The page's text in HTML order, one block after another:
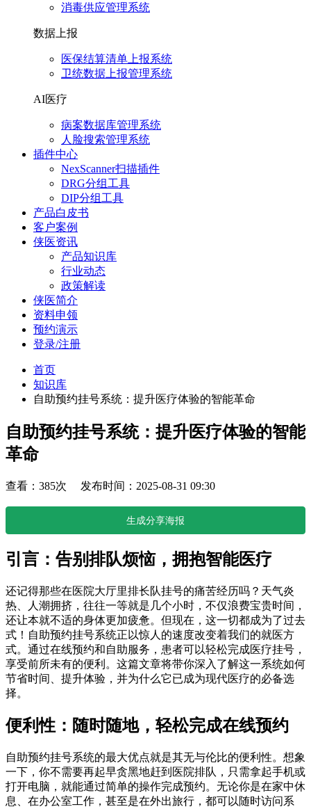
消毒供应管理系统
数据上报
医保结算清单上报系统
卫统数据上报管理系统
AI医疗
病案数据库管理系统
人脸搜索管理系统
插件中心
NexScanner扫描插件
DRG分组工具
DIP分组工具
产品白皮书
客户案例
侠医资讯
产品知识库
行业动态
政策解读
侠医简介
资料申领
预约演示
登录/注册
首页
知识库
自助预约挂号系统：提升医疗体验的智能革命
自助预约挂号系统：提升医疗体验的智能
革命
查看：385次 发布时间：2025-08-31 09:30
生成分享海报
引言：告别排队烦恼，拥抱智能医疗
还记得那些在医院大厅里排长队挂号的痛苦经历吗？天气炎
热、人潮拥挤，往往一等就是几个小时，不仅浪费宝贵时间，
还让本就不适的身体更加疲惫。但现在，这一切都成为了过去
式！自助预约挂号系统正以惊人的速度改变着我们的就医方
式。通过在线预约和自助服务，患者可以轻松完成医疗挂号，
享受前所未有的便利。这篇文章将带你深入了解这一系统如何
节省时间、提升体验，并为什么它已成为现代医疗的必备选
择。
便利性：随时随地，轻松完成在线预约
自助预约挂号系统的最大优点就是其无与伦比的便利性。想象
一下，你不需要再起早贪黑地赶到医院排队，只需拿起手机或
打开电脑，就能通过简单的操作完成预约。无论你是在家中休
息、在办公室工作，甚至是在外出旅行，都可以随时访问系